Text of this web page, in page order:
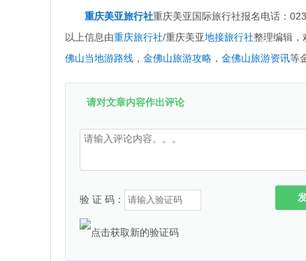
重庆美亚旅行社重庆美亚国际旅行社报名电话：
以上信息由重庆旅行社/重庆美亚地接旅行社整理编辑，
佛山当地游路线 ， 金佛山旅游攻略 ， 金佛山旅游资讯等
请对文章内容作出评论
验 证 码：